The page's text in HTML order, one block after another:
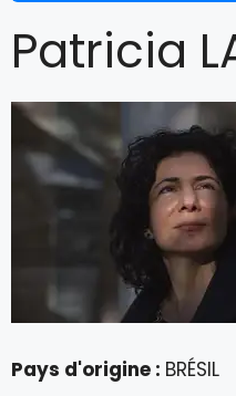
Patricia
Pays d'origine : BRÉSIL